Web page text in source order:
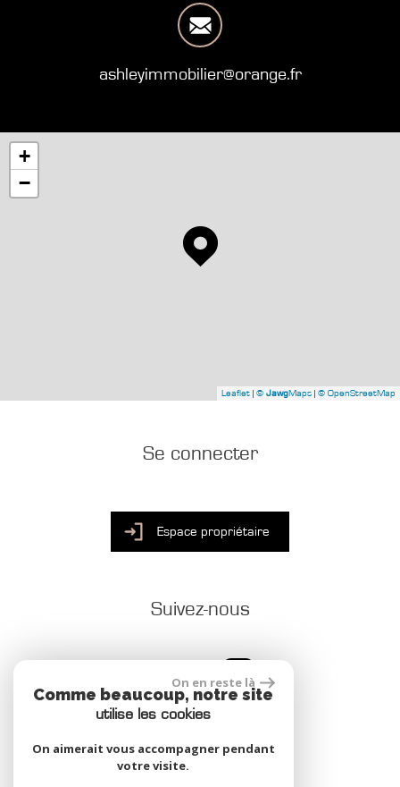
ashleyimmobilier@orange.fr
+
−
Leaflet | © JawgMaps | © OpenStreetMap
Suivez-nous
Se connecter
Espace propriétaire
site réalisé par
On en reste là
Comme beaucoup, notre site
utilise les cookies
On aimerait vous accompagner pendant
votre visite.